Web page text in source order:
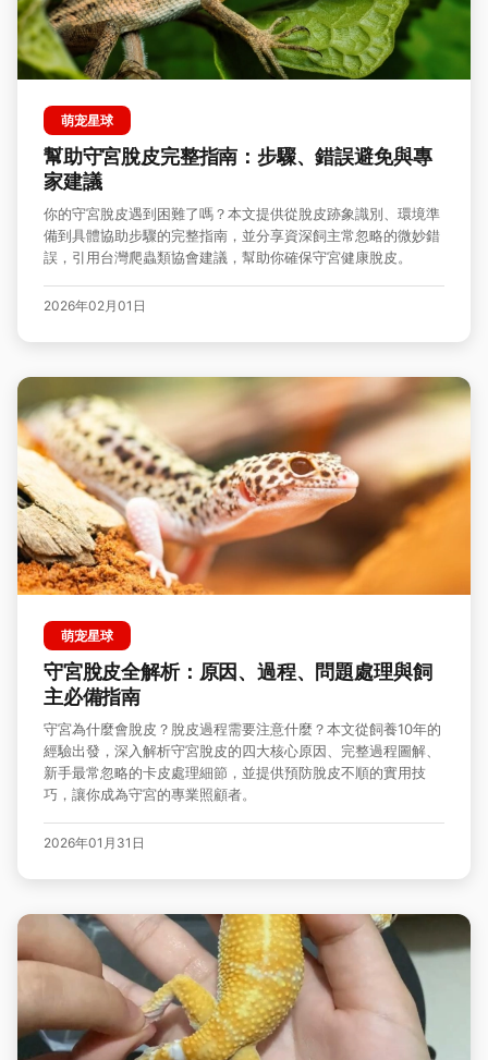
萌宠星球
幫助守宮脫皮完整指南：步驟、錯誤避免與專
家建議
你的守宮脫皮遇到困難了嗎？本文提供從脫皮跡象識別、環境準
備到具體協助步驟的完整指南，並分享資深飼主常忽略的微妙錯
誤，引用台灣爬蟲類協會建議，幫助你確保守宮健康脫皮。
2026年02月01日
萌宠星球
守宮脫皮全解析：原因、過程、問題處理與飼
主必備指南
守宮為什麼會脫皮？脫皮過程需要注意什麼？本文從飼養10年的
經驗出發，深入解析守宮脫皮的四大核心原因、完整過程圖解、
新手最常忽略的卡皮處理細節，並提供預防脫皮不順的實用技
巧，讓你成為守宮的專業照顧者。
2026年01月31日